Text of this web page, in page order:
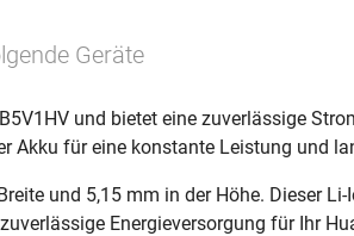
Geräte
und bietet eine zuverlässige
Akku für eine konstante Leistung und
und 5,15 mm in der Höhe. Dieser
Energieversorgung für Ihr